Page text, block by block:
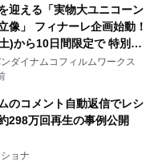
迎える「実物大ユニコーン
像」 フィナーレ企画始動！
)から10日間限定で 特別映
GUNDAM Statue ―
POSSIBILITY ―』を上映！
ダイナムコフィルムワークス
のコメント自動返信でレシ
298万回再生の事例公開
ョナ